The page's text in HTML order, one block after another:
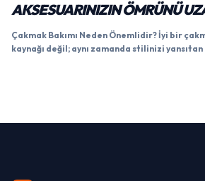
AKSESUARINIZIN ÖMRÜNÜ
Çakmak Bakımı Neden Önemlidir? İyi bir
kaynağı değil; aynı zamanda stilinizi